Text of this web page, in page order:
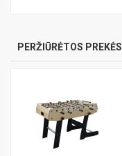
PERŽIŪRĖTOS PREKĖS